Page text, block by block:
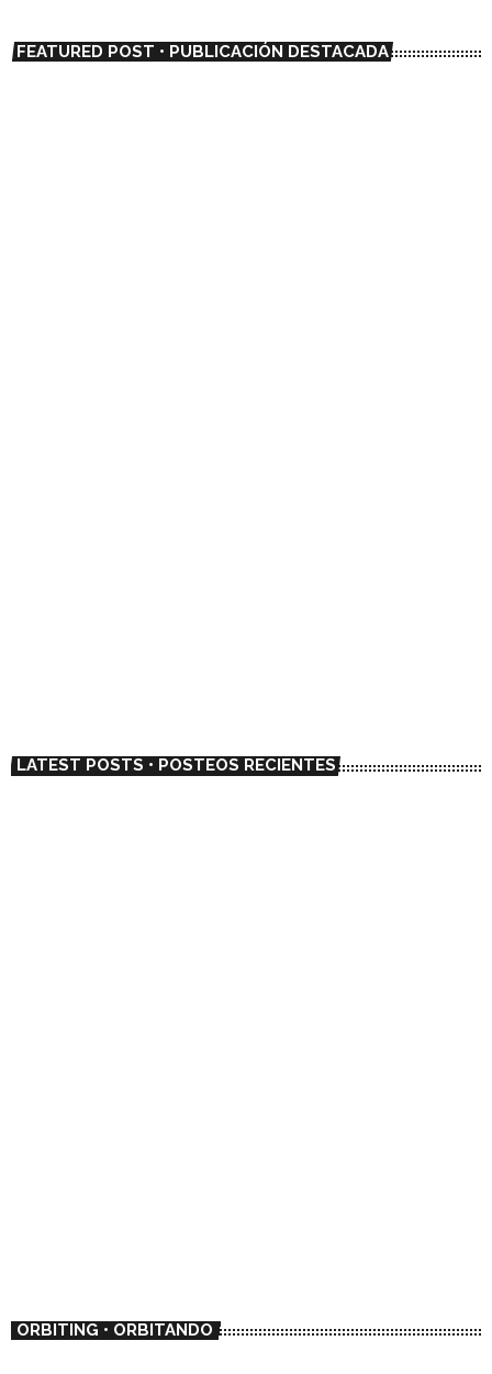
FEATURED POST • PUBLICACIÓN DESTACADA
LATEST POSTS • POSTEOS RECIENTES
ORBITING • ORBITANDO